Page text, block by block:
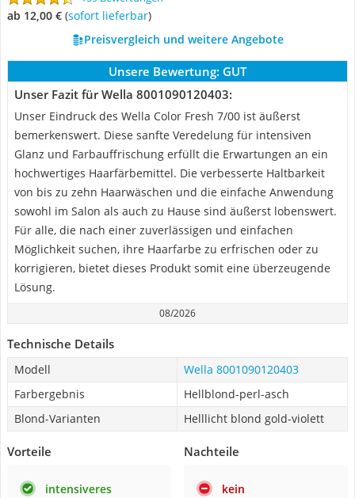
ab 12,00 € ( Sofort lieferbar)
Preisvergleich und weitere Angebote
Unsere Bewertung: GUT
Unser Fazit für Wella 8001090120403:
Unser Eindruck des Wella Color Fresh 7/00 ist äußerst
bemerkenswert. Diese sanfte Veredelung für intensiven
Glanz und Farbauffrischung erfüllt die Erwartungen an ein
hochwertiges Haarfärbemittel. Die verbesserte Haltbarkeit
von bis zu zehn Haarwäschen und die einfache Anwendung
sowohl im Salon als auch zu Hause sind äußerst lobenswert.
Für alle, die nach einer zuverlässigen und einfachen
Möglichkeit suchen, ihre Haarfarbe zu erfrischen oder zu
korrigieren, bietet dieses Produkt somit eine überzeugende
Lösung.
08/2026
Technische Details
Modell
Wella 8001090120403
Farbergebnis
Hellblond-perl-asch
Blond-Varianten
Helllicht blond gold-violett
Vorteile
intensiveres
Nachteile
kein